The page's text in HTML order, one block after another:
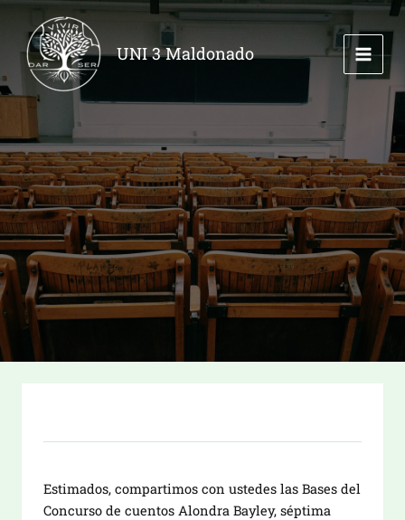
contenido
UNI 3 Maldonado
Estimados, compartimos con ustedes las Bases del
Concurso de cuentos Alondra Bayley, séptima